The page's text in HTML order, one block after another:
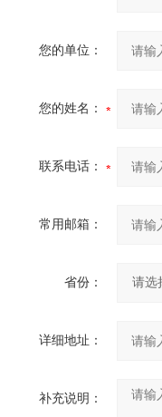
您的单位：
您的姓名：
联系电话：
常用邮箱：
省份：
详细地址：
补充说明：